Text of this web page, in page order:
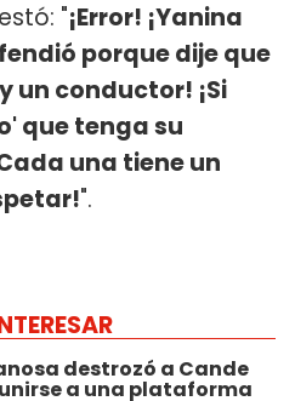
"¡Error! ¡Yanina
porque dije que
un conductor! ¡Si
que tenga su
una tiene un
".
destrozó a Cande
a una plataforma